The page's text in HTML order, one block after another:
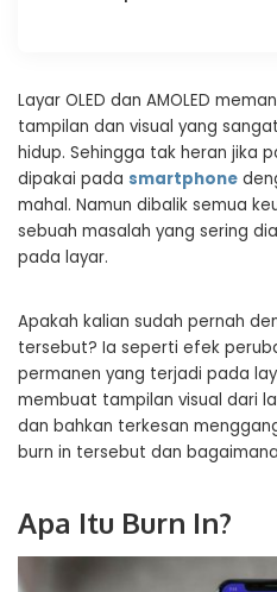
Layar OLED dan AMOLED
tampilan dan visual yang
hidup. Sehingga tak heran jika
dipakai pada smartphone
mahal. Namun dibalik semua
sebuah masalah yang sering
pada layar.
Apakah kalian sudah pernah
tersebut? Ia seperti efek
permanen yang terjadi pada
membuat tampilan visual dari
dan bahkan terkesan
burn in tersebut dan
Apa Itu Burn In?